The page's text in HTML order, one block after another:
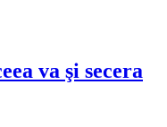
va şi secera